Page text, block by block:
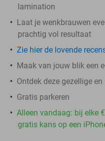
lamination
Laat je wenkbrauwen
prachtig vol resultaat
Zie hier de lovende
Maak van jouw blik een
Ontdek deze gezellige
Gratis parkeren
Alleen vandaag: bij elke
gratis kans op een